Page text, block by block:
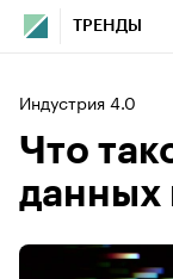
ТРЕНДЫ
Индустрия 4.0
Что
данных